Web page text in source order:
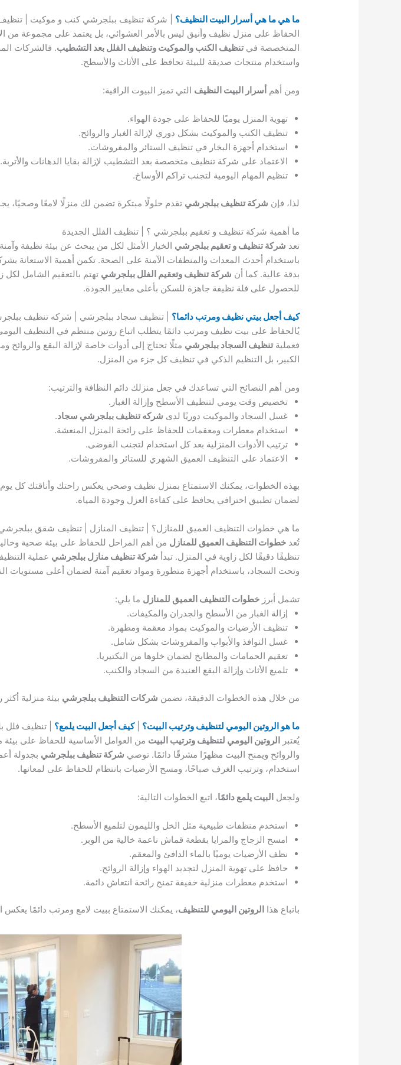
ما هي ما هي أسرار البيت النظيف؟ | شركة تنظيف ببلجرشي كنب و موكيت | تنظيف
الحفاظ على منزل نظيف وأنيق ليس بالأمر العشوائي، بل يعتمد على مجموعة من
المتخصصة فيتنظيف الكنب والموكيت وتنظيف الفلل بعد التشطيب. فالشركات
واستخدام منتجات صديقة للبيئة تحافظ على الأثاث والأسطح.
ومن أهمأسرار البيت النظيف التي تميز البيوت الراقية:
تهوية المنزل يوميًا للحفاظ على جودة الهواء.
تنظيف الكنب والموكيت بشكل دوري لإزالة الغبار والروائح.
استخدام أجهزة البخار في تنظيف الستائر والمفروشات.
الاعتماد على شركة تنظيف متخصصة بعد التشطيب لإزالة بقايا الدهانات والأتربة.
تنظيم المهام اليومية لتجنب تراكم الأوساخ.
لذا، فإن شركة تنظيف ببلجرشي تقدم حلولًا مبتكرة تضمن لك منزلًا لامعًا وصحيًا،
ما أهمية شركة تنظيف و تعقيم ببلجرشي ؟ | تنظيف الفلل الجديدة
تعد شركة تنظيف و تعقيم ببلجرشي الخيار الأمثل لكل من يبحث عن بيئة نظيفة
باستخدام أحدث المعدات والمنظفات الآمنة على الصحة. تكمن أهمية الاستعانة
بدقة عالية. كما أن شركة تنظيف وتعقيم الفلل ببلجرشي تهتم بالتعقيم الشامل لكل
للحصول على فلة نظيفة جاهزة للسكن بأعلى معايير الجودة.
كيف أجعل بيتي نظيف ومرتب دائما؟ | تنظيف سجاد ببلجرشي | شركه تنظيف
يُالحفاظ على بيت نظيف ومرتب دائمًا يتطلب اتباع روتين منتظم في التنظيف
فعمليةتنظيف السجاد ببلجرشي مثلًا تحتاج إلى أدوات خاصة لإزالة البقع والروائح
الكبير، بل التنظيم الذكي في تنظيف كل جزء من المنزل.
ومن أهم النصائح التي تساعدك في جعل منزلك دائم النظافة والترتيب:
تخصيص وقت يومي لتنظيف الأسطح وإزالة الغبار.
غسل السجاد والموكيت دوريًا لدى شركه تنظيف ببلجرشي سجاد.
استخدام معطرات ومعقمات للحفاظ على رائحة المنزل المنعشة.
ترتيب الأدوات المنزلية بعد كل استخدام لتجنب الفوضى.
الاعتماد على التنظيف العميق الشهري للستائر والمفروشات.
بهذه الخطوات، يمكنك الاستمتاع بمنزل نظيف وصحي يعكس راحتك وأناقتك كل
لضمان تطبيق احترافي يحافظ على كفاءة العزل وجودة المياه.
ما هي خطوات التنظيف العميق للمنازل؟ | تنظيف المنازل | تنظيف شقق
تُعدخطوات التنظيف العميق للمنازل من أهم المراحل للحفاظ على بيئة صحية
تنظيفًا دقيقًا لكل زاوية في المنزل. تبدأ شركة تنظيف منازل ببلجرشي عملية
وتحت السجاد، باستخدام أجهزة متطورة ومواد تعقيم آمنة لضمان أعلى مستويات
تشمل أبرزخطوات التنظيف العميق للمنازل ما يلي:
إزالة الغبار من الأسطح والجدران والمكيفات.
تنظيف الأرضيات والموكيت بمواد معقمة ومطهرة.
غسل النوافذ والأبواب والمفروشات بشكل شامل.
تعقيم الحمامات والمطابخ لضمان خلوها من البكتيريا.
تلميع الأثاث وإزالة البقع العنيدة من السجاد والكنب.
من خلال هذه الخطوات الدقيقة، تضمن شركات التنظيف ببلجرشي بيئة منزلية
ما هو الروتين اليومي لتنظيف وترتيب البيت؟ |كيف أجعل البيت يلمع؟ | تنظيف فلل
يُعتبرالروتين اليومي لتنظيف وترتيب البيت من العوامل الأساسية للحفاظ على
والروائح ويمنح البيت مظهرًا مشرقًا دائمًا. توصي شركة تنظيف ببلجرشي بجدولة
استخدام، وترتيب الغرف صباحًا، ومسح الأرضيات بانتظام للحفاظ على لمعانها.
ولجعلالبيت يلمع دائمًا، اتبع الخطوات التالية:
استخدم منظفات طبيعية مثل الخل والليمون لتلميع الأسطح.
امسح الزجاج والمرايا بقطعة قماش ناعمة خالية من الوبر.
نظف الأرضيات يوميًا بالماء الدافئ والمعقم.
حافظ على تهوية المنزل لتجديد الهواء وإزالة الروائح.
استخدم معطرات منزلية خفيفة تمنح رائحة انتعاش دائمة.
باتباع هذاالروتين اليومي للتنظيف، يمكنك الاستمتاع ببيت لامع ومرتب دائمًا